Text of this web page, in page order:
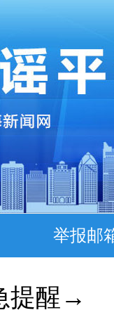
举报邮
提醒→